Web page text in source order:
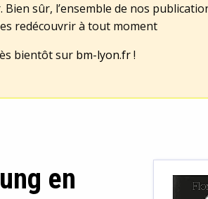
sûr, l’ensemble de nos
redécouvrir à tout moment
bientôt sur bm-lyon.fr!
en